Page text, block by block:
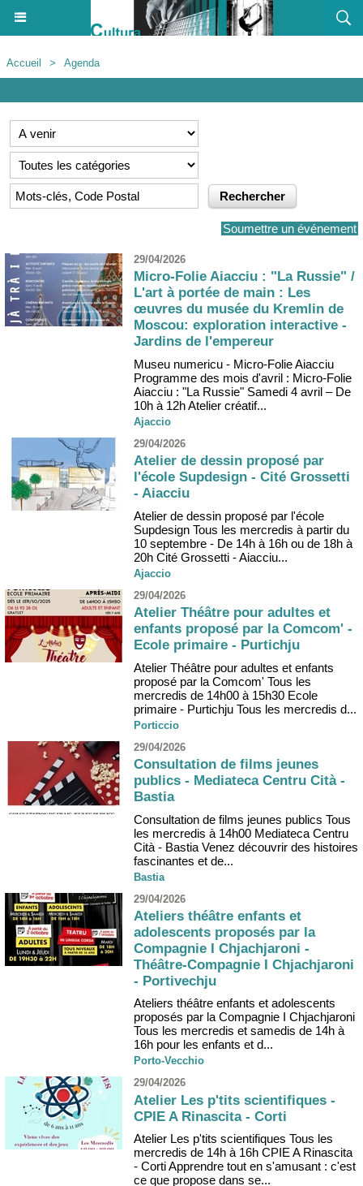
Accueil > Agenda
Soumettre un événement
29/04/2026
Micro-Folie Aiacciu : "La Russie" /
L'art à portée de main : Les
œuvres du musée du Kremlin de
Moscou: exploration interactive -
Jardins de l'empereur
Museu numericu - Micro-Folie Aiacciu
Programme des mois d'avril : Micro-Folie
Aiacciu : "La Russie" Samedi 4 avril – De
10h à 12h Atelier créatif...
Ajaccio
29/04/2026
Atelier de dessin proposé par
l'école Supdesign - Cité Grossetti
- Aiacciu
Atelier de dessin proposé par l'école
Supdesign Tous les mercredis à partir du
10 septembre - De 14h à 16h ou de 18h à
20h Cité Grossetti - Aiacciu...
Ajaccio
29/04/2026
Atelier Théâtre pour adultes et
enfants proposé par la Comcom' -
Ecole primaire - Purtichju
Atelier Théâtre pour adultes et enfants
proposé par la Comcom' Tous les
mercredis de 14h00 à 15h30 Ecole
primaire - Purtichju Tous les mercredis d...
Porticcio
29/04/2026
Consultation de films jeunes
publics - Mediateca Centru Cità -
Bastia
Consultation de films jeunes publics Tous
les mercredis à 14h00 Mediateca Centru
Cità - Bastia Venez découvrir des histoires
fascinantes et de...
Bastia
29/04/2026
Ateliers théâtre enfants et
adolescents proposés par la
Compagnie I Chjachjaroni -
Théâtre-Compagnie I Chjachjaroni
- Portivechju
Ateliers théâtre enfants et adolescents
proposés par la Compagnie I Chjachjaroni
Tous les mercredis et samedis de 14h à
16h pour les enfants et d...
Porto-Vecchio
29/04/2026
Atelier Les p'tits scientifiques -
CPIE A Rinascita - Corti
Atelier Les p'tits scientifiques Tous les
mercredis de 14h à 16h CPIE A Rinascita
- Corti Apprendre tout en s'amusant : c'est
ce que propose dans se...